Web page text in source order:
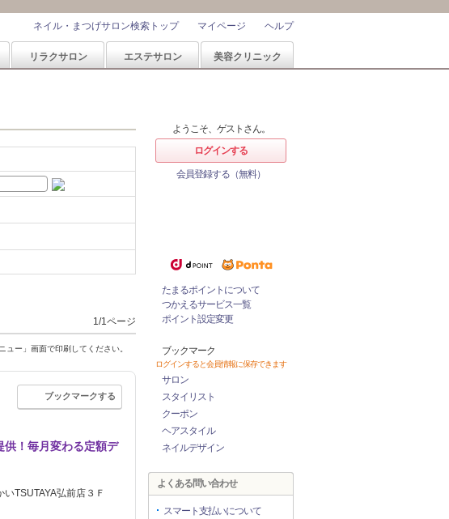
ヘルプ
マイページ
ネイル・まつげサロン検索トップ
リラクサロン エステサロン 美容クリニック
1/1ページ
ー」画面で印刷してください。
ブックマークする
供！毎月変わる定額デ
TSUTAYA弘前店３Ｆ
ようこそ、ゲストさん。
ログインする
会員登録する（無料）
たまるポイントについて
つかえるサービス一覧
ポイント設定変更
ブックマーク
ログインすると会員情報に保存できます
サロン
スタイリスト
クーポン
ヘアスタイル
ネイルデザイン
よくある問い合わせ
スマート支払いについて